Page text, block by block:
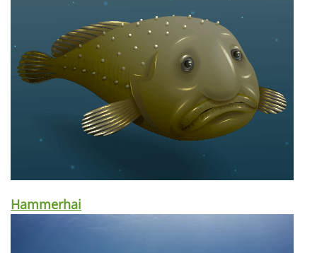
Hammerhai